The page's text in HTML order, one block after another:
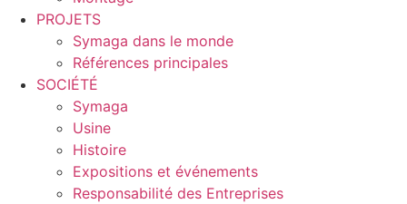
PROJETS
Symaga dans le monde
Références principales
SOCIÉTÉ
Symaga
Usine
Histoire
Expositions et événements
Responsabilité des Entreprises